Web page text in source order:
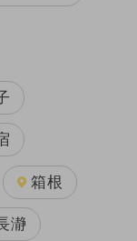
箱根
瀞